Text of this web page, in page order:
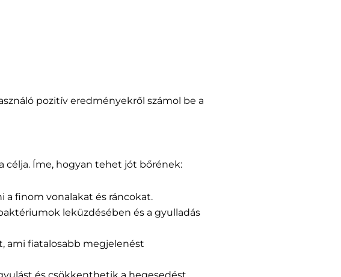
pozitív eredményekről számol be a
célja. Íme, hogyan tehet jót bőrének:
a finom vonalakat és ráncokat.
leküzdésében és a gyulladás
ami fiatalosabb megjelenést